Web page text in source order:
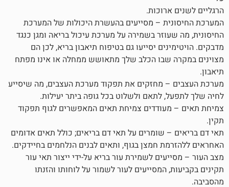
– מסייעים בהעשרת היכולות של המערכת
בשמירה על מערכת עיכול בריאה ומגן כנגד
יסייעו גם בטיפוח תיאבון בריא, לכן הם
שבו הכלב שלך מתאושש ממחלה או אינו מפתח
מחזקים את תפקוד מערכת העצבים, מה שיסייע
לתאם ולשלוט בכל גופה ביתר יעילות.
צמיחת תאים המאפשרים לגוף תפקוד
שומרים על תאי דם בריאים; כולל תאים אדומים
חמצן בגוף, ותאים לבנים הנלחמים בחיידקים.
לשמירת עור בריא על-ידי ייצור תאי עור
המסייעים לעור לשמור על לוחותו והזנתו